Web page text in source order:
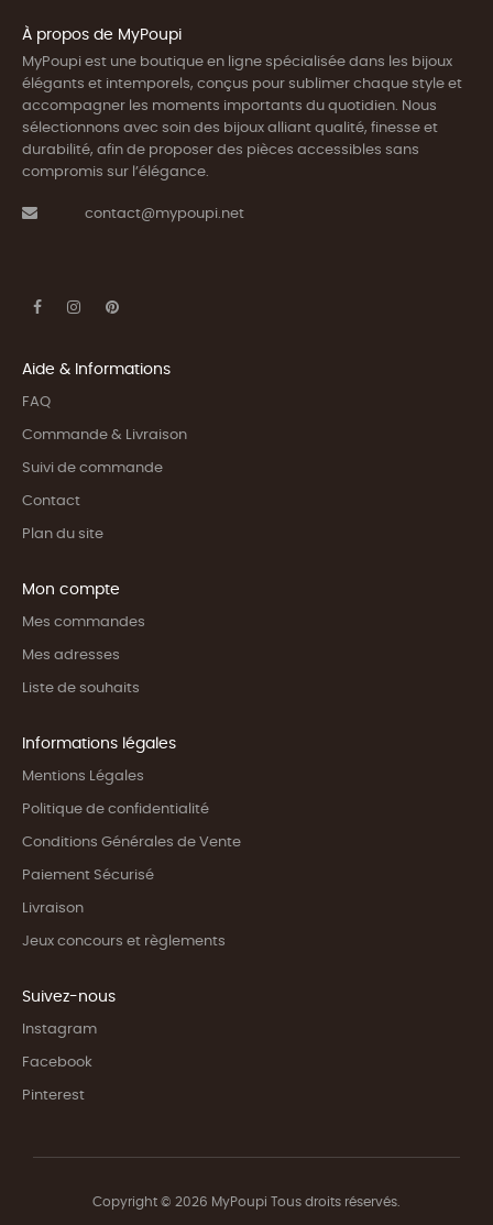
À propos de MyPoupi
MyPoupi est une boutique en ligne spécialisée dans les bijoux
élégants et intemporels, conçus pour sublimer chaque style et
accompagner les moments importants du quotidien. Nous
sélectionnons avec soin des bijoux alliant qualité, finesse et
durabilité, afin de proposer des pièces accessibles sans
compromis sur l’élégance.
contact@mypoupi.net
Aide & Informations
FAQ
Commande & Livraison
Suivi de commande
Contact
Plan du site
Mon compte
Mes commandes
Mes adresses
Liste de souhaits
Informations légales
Mentions Légales
Politique de confidentialité
Conditions Générales de Vente
Paiement Sécurisé
Livraison
Jeux concours et règlements
Suivez-nous
Instagram
Facebook
Pinterest
Copyright © 2026 MyPoupi Tous droits réservés.